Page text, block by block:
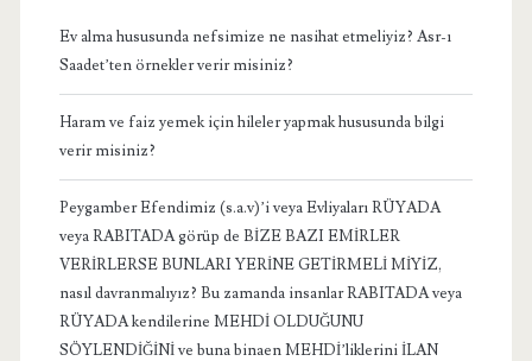
Ev alma hususunda nefsimize ne nasihat etmeliyiz? Asr-ı
Saadet’ten örnekler verir misiniz?
Haram ve faiz yemek için hileler yapmak hususunda bilgi
verir misiniz?
Peygamber Efendimiz (s.a.v)’i veya Evliyaları RÜYADA
veya RABITADA görüp de BİZE BAZI EMİRLER
VERİRLERSE BUNLARI YERİNE GETİRMELİ MİYİZ,
nasıl davranmalıyız? Bu zamanda insanlar RABITADA veya
RÜYADA kendilerine MEHDİ OLDUĞUNU
SÖYLENDİĞİNİ ve buna binaen MEHDİ’liklerini İLAN